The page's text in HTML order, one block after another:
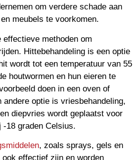
om verdere schade aan
meubels te voorkomen.
methoden om
Hittebehandeling is een optie
wordt tot een temperatuur van 55
houtwormen en hun eieren te
doen in een oven of
optie is vriesbehandeling,
diepvries wordt geplaatst voor
18 graden Celsius.
, zoals sprays, gels en
effectief zijn en worden